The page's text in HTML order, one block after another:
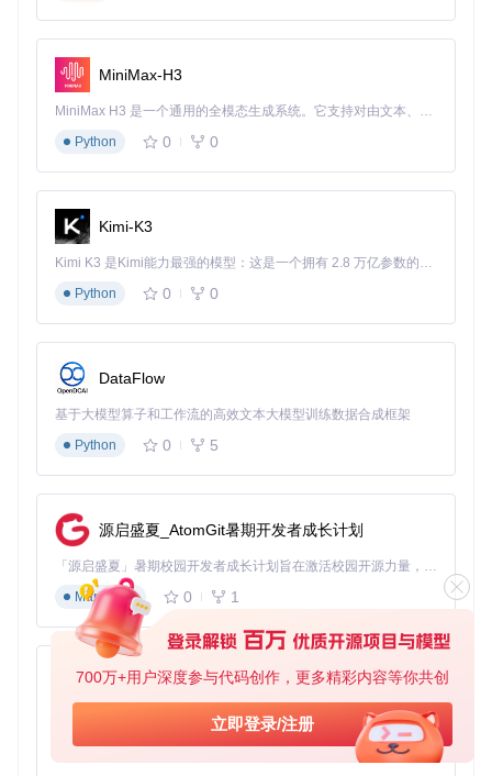
700万+用户深度参与代码创作，更多精彩内容等你共创
立即登录/注册
应用开发与原型验证
开发者可以基于Radioconda提供的稳定环境，快速开发和测
试自定义SDR应用程序，显著提高开发效率。
安装包选择
根据你的操作系统和架构选择合适的安装程序：
Windows x86_64：radioconda-Windows-x86_64.exe（图
形界面）
macOS x86_64：radioconda-MacOSX-x86_64.pkg（图形
Linux x86_64：radioconda-Linux-x86_64.sh（命令行）
安装步骤详解
运行安装程序
图形界面安装：双击下载的安装包文件，按照向导提示
完成安装
命令行安装（Linux）：
chmod +x radioconda-Linux-x86_64.sh
打开终端，执行以下命令激活环境：
MiniMax-H3
MiniMax H3 是一个通用的全模态生成系统。它支持对由文本、图像、视频和音频组成的多模态上下文进行统一理解，并能生成分辨率高达 2K、时长可达 15 秒的带原生立体声音频的视频。得益于面向任务泛化的系统设计，H3 在预训练阶段就已具备广泛的多模态上下文理解与生成能力，能够出色地执行复杂的多模态指令。
Python
0 0
Kimi-K3
Kimi K3 是Kimi能力最强的模型：这是一个拥有 2.8 万亿参数的混合专家（MoE）模型，具备原生视觉理解能力，并支持 100 万 token 的上下文窗口。
Python
0 0
DataFlow
基于大模型算子和工作流的高效文本大模型训练数据合成框架
Python
0 5
源启盛夏_AtomGit暑期开发者成长计划
「源启盛夏」暑期校园开发者成长计划旨在激活校园开源力量，通过积分激励、认证扶持、资源倾斜等形式，引导高校组织和开发者完成「入驻 — 建项目 — 做贡献 — 获认证 — 得资源」的完整闭环。无论你是想带领社团入驻平台的组织者，还是希望用代码贡献证明自己的开发者，都能在这里找到属于你的成长路径。
Markdown
0 1
py-xiaozhi
基于Python的Xiaozhi AI，适用于想要完整Xiaozhi体验而无需拥有专用硬件的用户。
Python
0 1